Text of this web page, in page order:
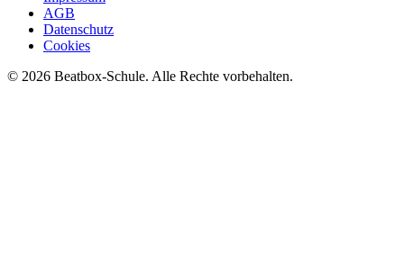
AGB
Datenschutz
Cookies
© 2026 Beatbox-Schule. Alle Rechte vorbehalten.